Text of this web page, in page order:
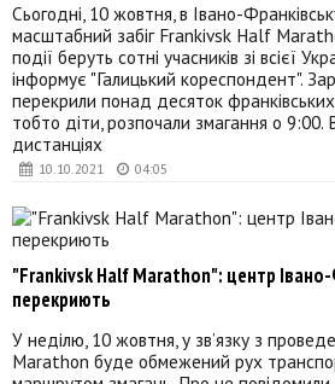
10.10.2021 04:05
Сьогодні, 10 жовтня, в Івано-
масштабний забіг Frankivsk Half
події беруть сотні учасників зі всієї
інформує "Галицький кореспондент".
перекрили понад десяток
тобто діти, розпочали змагання о 9:00.
дистанціях
"Frankivsk Half Marathon": центр Івано-
перекриють
У неділю, 10 жовтня, у зв’язку з
Marathon буде обмежений рух